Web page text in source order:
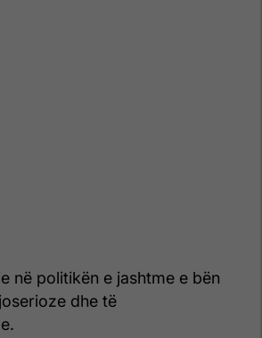
në politikën e jashtme e bën
dhe të